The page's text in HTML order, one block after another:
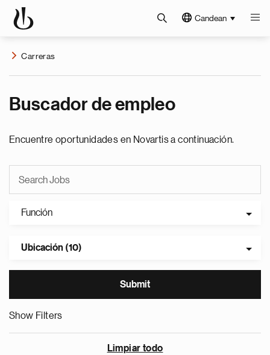
Candean
Carreras
Buscador de empleo
Encuentre oportunidades en Novartis a continuación.
Función
Ubicación (10)
Show Filters
Limpiar todo